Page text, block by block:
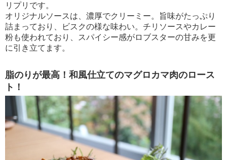
リプリです。
オリジナルソースは、濃厚でクリーミー。旨味がたっぷり
詰まっており、ビスクの様な味わい。チリソースやカレー
粉も使われており、スパイシー感がロブスターの甘みを更
に引き立てます。
脂のりが最高！和風仕立てのマグロカマ肉のロース
ト！